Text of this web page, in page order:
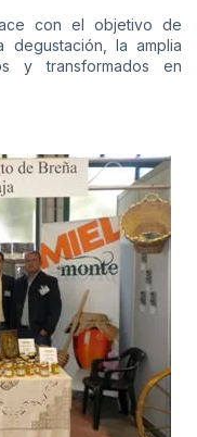
con el objetivo de
degustación, la amplia
y transformados en